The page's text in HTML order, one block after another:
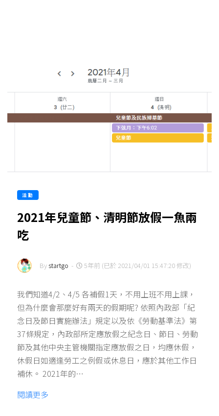
活動
2021年兒童節、清明節放假一魚兩
吃
By startgo - 5年前 (已於 2021/04/01 15:47:20 修改)
我們知道4/2、4/5 各補假1天，不用上班不用上課，
但為什麼會那麼好有兩天的假期呢? 依照內政部「紀
念日及節日實施辦法」規定以及依《勞動基準法》第
37條規定，內政部所定應放假之紀念日、節日、勞動
節及其他中央主管機關指定應放假之日，均應休假，
休假日如適逢勞工之例假或休息日，應於其他工作日
補休。 2021年的…
閱讀更多